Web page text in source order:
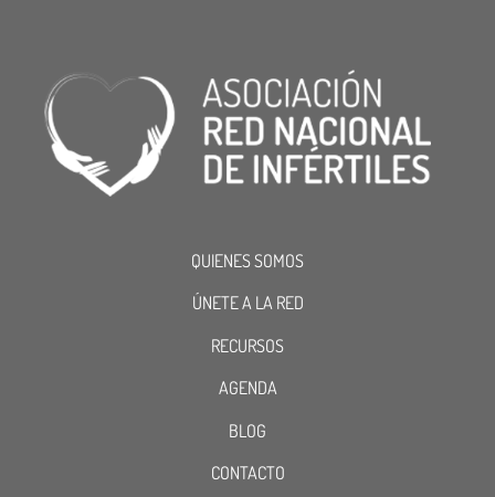
QUIENES SOMOS
ÚNETE A LA RED
RECURSOS
AGENDA
BLOG
CONTACTO